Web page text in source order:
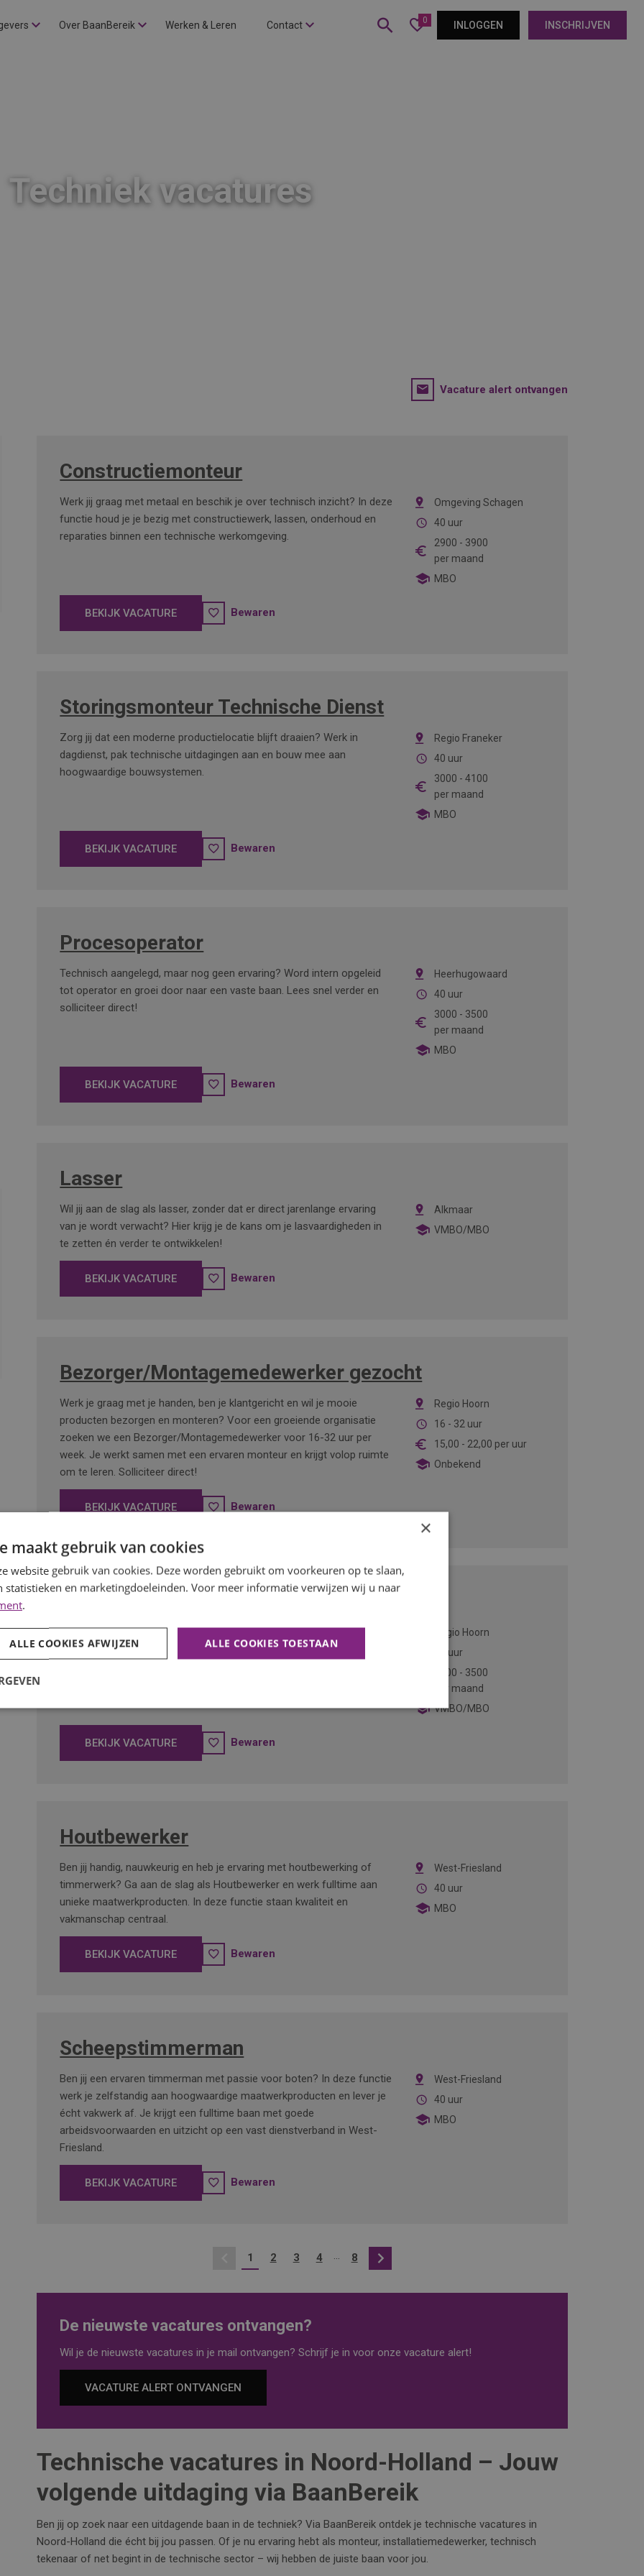
Over BaanBereik Werken & Leren Contact 0 INLOGGEN INSCHRIJVEN
Techniek vacatures
Vacature alert ontvangen
Constructiemonteur
Omgeving Schagen
40 uur
2900 - 3900
per maand
MBO
Werk jij graag met metaal en beschik je over technisch inzicht? In deze
functie houd je je bezig met constructiewerk, lassen, onderhoud en
reparaties binnen een technische werkomgeving.
BEKIJK VACATURE Bewaren
Storingsmonteur Technische Dienst
Regio Franeker
40 uur
3000 - 4100
per maand
MBO
Zorg jij dat een moderne productielocatie blijft draaien? Werk in
dagdienst, pak technische uitdagingen aan en bouw mee aan
hoogwaardige bouwsystemen.
BEKIJK VACATURE Bewaren
Procesoperator
Heerhugowaard
40 uur
3000 - 3500
per maand
MBO
Technisch aangelegd, maar nog geen ervaring? Word intern opgeleid
tot operator en groei door naar een vaste baan. Lees snel verder en
solliciteer direct!
BEKIJK VACATURE Bewaren
Lasser
Alkmaar
VMBO/MBO
Wil jij aan de slag als lasser, zonder dat er direct jarenlange ervaring
van je wordt verwacht? Hier krijg je de kans om je lasvaardigheden in
te zetten én verder te ontwikkelen!
BEKIJK VACATURE Bewaren
Bezorger/Montagemedewerker gezocht
Regio Hoorn
16 - 32 uur
15,00 - 22,00 per uur
Onbekend
Werk je graag met je handen, ben je klantgericht en wil je mooie
producten bezorgen en monteren? Voor een groeiende organisatie
zoeken we een Bezorger/Montagemedewerker voor 16-32 uur per
week. Je werkt samen met een ervaren monteur en krijgt volop ruimte
om te leren. Solliciteer direct!
BEKIJK VACATURE Bewaren
Hulpmonteur/Monteur
Regio Hoorn
38 uur
2600 - 3500
per maand
VMBO/MBO
Ben jij technisch, handig en op zoek naar afwisseling? Als
hulpmonteur/monteur werk je mee aan het plaatsen, monteren en
BEKIJK VACATURE Bewaren
Houtbewerker
West-Friesland
40 uur
MBO
Ben jij handig, nauwkeurig en heb je ervaring met houtbewerking of
timmerwerk? Ga aan de slag als Houtbewerker en werk fulltime aan
unieke maatwerkproducten. In deze functie staan kwaliteit en
vakmanschap centraal.
BEKIJK VACATURE Bewaren
Scheepstimmerman
West-Friesland
40 uur
MBO
Ben jij een ervaren timmerman met passie voor boten? In deze functie
werk je zelfstandig aan hoogwaardige maatwerkproducten en lever je
écht vakwerk af. Je krijgt een fulltime baan met goede
arbeidsvoorwaarden en uitzicht op een vast dienstverband in West-
Friesland.
BEKIJK VACATURE Bewaren
Vorige
1 2 3 4 ... 8
De nieuwste vacatures ontvangen?
Wil je de nieuwste vacatures in je mail ontvangen? Schrijf je in voor onze vacature alert!
VACATURE ALERT ONTVANGEN
Technische vacatures in Noord-Holland – Jouw
volgende uitdaging via BaanBereik
Ben jij op zoek naar een uitdagende baan in de techniek? Via BaanBereik ontdek je technische vacatures in
Noord-Holland die écht bij jou passen. Of je nu ervaring hebt als monteur, installatiemedewerker, technisch
tekenaar of net begint in de technische sector – wij hebben de juiste baan voor jou.
×
maakt gebruik van cookies
website gebruik van cookies. Deze worden gebruikt om voorkeuren op te slaan,
statistieken en marketingdoeleinden. Voor meer informatie verwijzen wij u naar
.
ALLE COOKIES TOESTAAN
ALLE COOKIES AFWIJZEN